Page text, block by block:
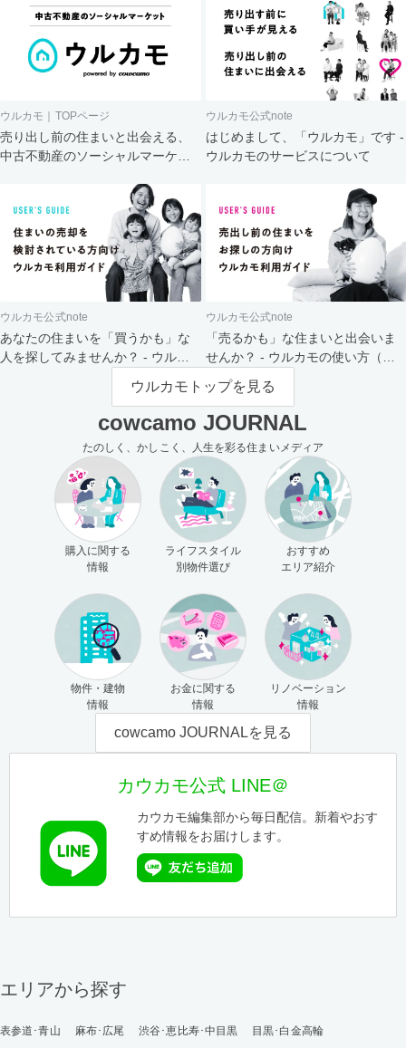
ウルカモ｜TOPページ
売り出し前の住まいと出会える、
中古不動産のソーシャルマーケッ
ウルカモ公式note
はじめまして、「ウルカモ」です -
ウルカモのサービスについて
ウルカモ公式note
あなたの住まいを「買うかも」な
人を探してみませんか？ - ウルカ
ウルカモ公式note
「売るかも」な住まいと出会いま
せんか？ - ウルカモの使い方（買
主さま向け）
ウルカモトップを見る
cowcamo JOURNAL
たのしく、かしこく、人生を彩る住まいメディア
購入に関する
情報
ライフスタイル
別物件選び
おすすめ
エリア紹介
物件・建物
情報
お金に関する
情報
リノベーション
情報
cowcamo JOURNALを見る
カウカモ公式 LINE＠
カウカモ編集部から毎日配信。新着やおす
すめ情報をお届けします。
エリアから探す
表参道･青山 麻布･広尾 渋谷･恵比寿･中目黒
目黒･白金高輪